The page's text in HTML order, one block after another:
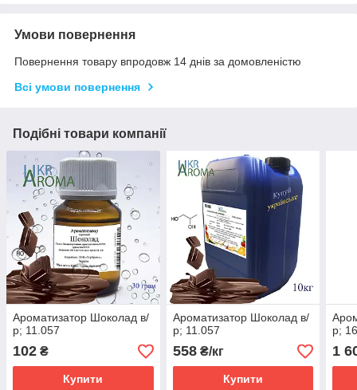
Умови повернення
Повернення товару впродовж 14 днів за домовленістю
Всі умови повернення
Подібні товари компанії
Ароматизатор Шоколад в/
р; 11.057
102 ₴
Купити
Ароматизатор Шоколад в/
р; 11.057
558₴/кг
Купити
р;
1